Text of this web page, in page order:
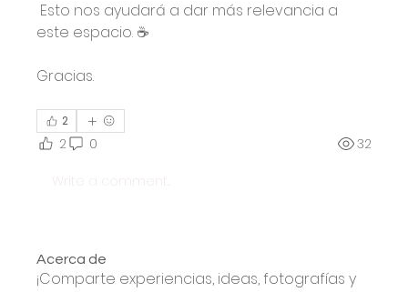
este espacio. ☕️
Gracias.
2
2 0 32
Write a comment...
Acerca de
¡Comparte experiencias, ideas, fotografías y